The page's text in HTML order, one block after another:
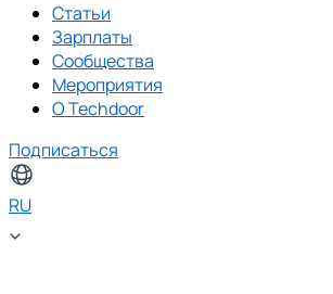
Статьи
Зарплаты
Сообщества
Мероприятия
О Techdoor
Подписаться
RU